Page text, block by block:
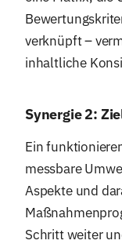
verknüpft –
inhaltliche
Synergie 2:
Ein
messbare
Aspekte und
Schritt weiter